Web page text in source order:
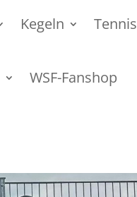
Kegeln Tennis
WSF-Fanshop